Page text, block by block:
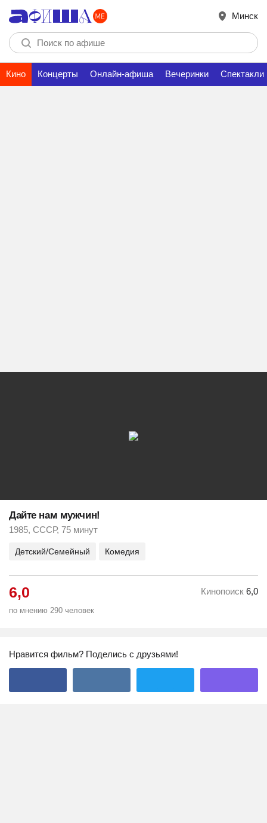
Минск
Кино Концерты Онлайн-афиша Вечеринки Спектакли
Дайте нам мужчин!
1985, СССР, 75 минут
Детский/Семейный Комедия
6,0
по мнению 290 человек
Кинопоиск 6,0
Нравится фильм? Поделись с друзьями!